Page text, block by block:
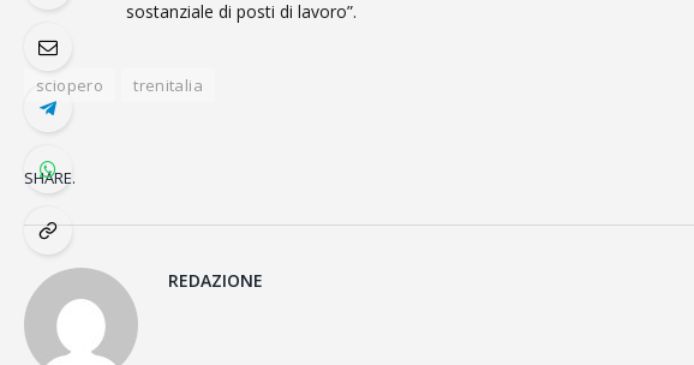
sostanziale di posti di lavoro”.
sciopero trenitalia
SHARE.
REDAZIONE